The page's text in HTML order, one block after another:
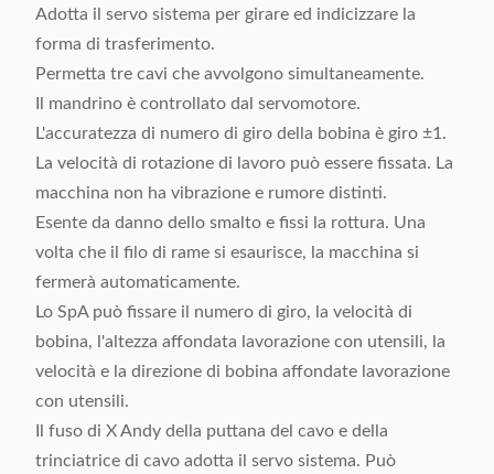
Adotta il servo sistema per girare ed indicizzare la
forma di trasferimento.
Permetta tre cavi che avvolgono simultaneamente.
Il mandrino è controllato dal servomotore.
L'accuratezza di numero di giro della bobina è giro ±1.
La velocità di rotazione di lavoro può essere fissata. La
macchina non ha vibrazione e rumore distinti.
Esente da danno dello smalto e fissi la rottura. Una
volta che il filo di rame si esaurisce, la macchina si
fermerà automaticamente.
Lo SpA può fissare il numero di giro, la velocità di
bobina, l'altezza affondata lavorazione con utensili, la
velocità e la direzione di bobina affondate lavorazione
con utensili.
Il fuso di X Andy della puttana del cavo e della
trinciatrice di cavo adotta il servo sistema. Può